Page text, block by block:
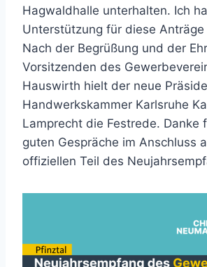
Hagwaldhalle unterhalten. Ich
Unterstützung für diese
Nach der Begrüßung und der
Vorsitzenden des
Hauswirth hielt der neue
Handwerkskammer Karlsruhe
Lamprecht die Festrede. Danke
guten Gespräche im Anschluss
offiziellen Teil des